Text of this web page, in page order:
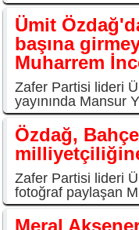
Ümit
başına
Muharrem
Zafer Partisi lideri
yayınında Mansur
Özdağ,
Zafer Partisi lideri
fotoğraf paylaşan
Meral